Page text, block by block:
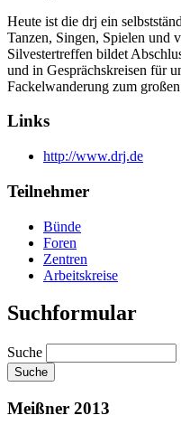
Heute ist die drj ein
Tanzen, Singen, Spielen und
Silvestertreffen bildet
und in Gesprächskreisen für
Fackelwanderung zum
Links
http://www.drj.de
Teilnehmer
Bünde
Foren
Zentren
Arbeitskreise
Suchformular
Suche
Meißner 2013